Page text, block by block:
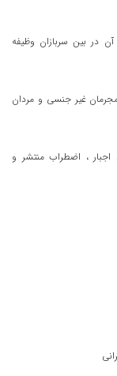
در بین سربازان وظیفه
مجرمان غیر جنسی و مردان
اجبار ، اضطراب منتشر و